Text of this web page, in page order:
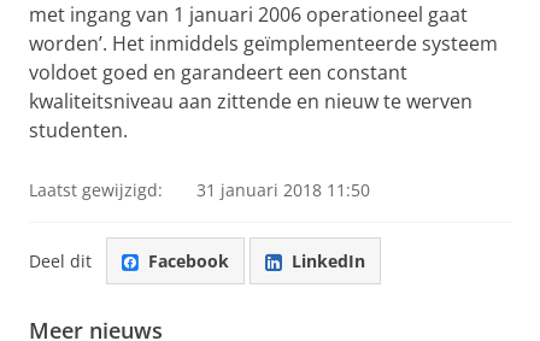
met ingang van 1 januari 2006 operationeel gaat
worden’. Het inmiddels geïmplementeerde systeem
voldoet goed en garandeert een constant
kwaliteitsniveau aan zittende en nieuw te werven
studenten.
Laatst gewijzigd: 31 januari 2018 11:50
Deel dit Facebook LinkedIn
Meer nieuws